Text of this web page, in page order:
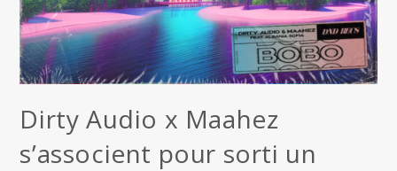
Dirty Audio x Maahez
s’associent pour sorti un